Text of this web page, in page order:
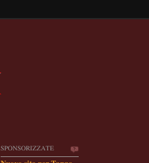
SPONSORIZZATE